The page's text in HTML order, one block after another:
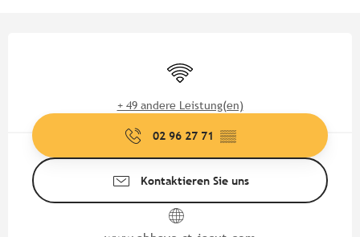
Wi-Fi
+ 49 andere Leistung(en)
02 96 27 71 ▒▒
Kontaktieren Sie uns